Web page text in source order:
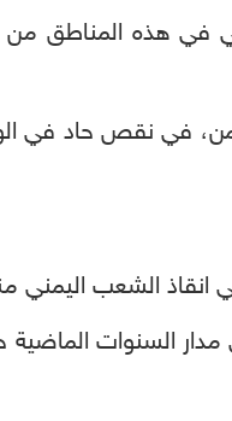
في هذه المناطق من
في نقص حاد في
انقاذ الشعب اليمني
مدار السنوات الماضية